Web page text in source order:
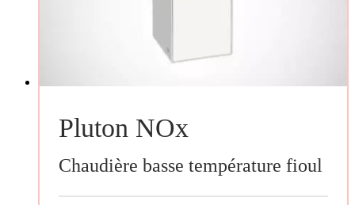
Pluton NOx
Chaudière basse température fioul